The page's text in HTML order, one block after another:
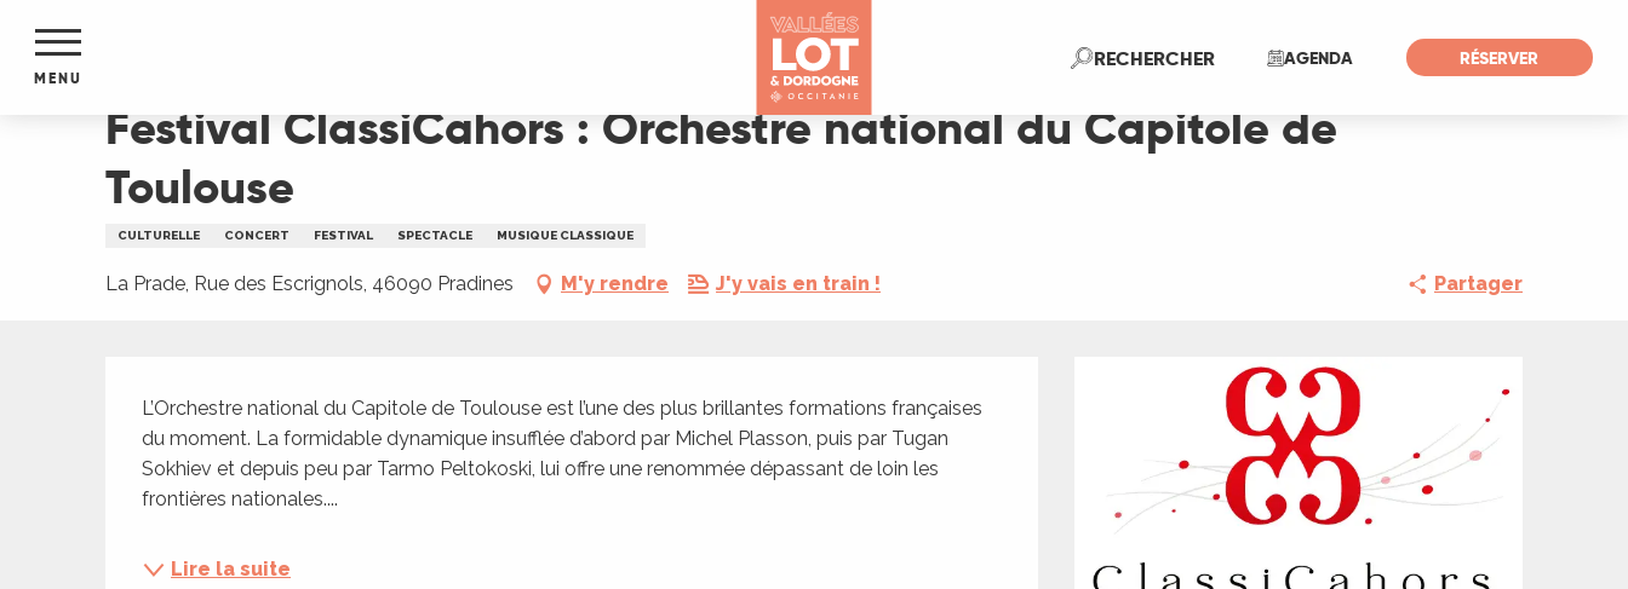
contenu
AGENDA RÉSERVER
RECHERCHERRecherche
MENU
Festival ClassiCahors : Orchestre national du Capitole de
Toulouse
CULTURELLE CONCERT FESTIVAL SPECTACLE MUSIQUE CLASSIQUE
La Prade, Rue des Escrignols, 46090 Pradines M'y rendre J'y vais en train ! Partager
Description
L’Orchestre national du Capitole de Toulouse est l’une des plus brillantes formations françaises
du moment. La formidable dynamique insufflée d’abord par Michel Plasson, puis par Tugan
Sokhiev et depuis peu par Tarmo Peltokoski, lui offre une renommée dépassant de loin les
frontières nationales....
Lire la suite